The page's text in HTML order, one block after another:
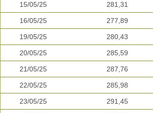
15/05/25 281,31
16/05/25 277,89
19/05/25 280,43
20/05/25 285,59
21/05/25 287,76
22/05/25 285,98
23/05/25 291,45